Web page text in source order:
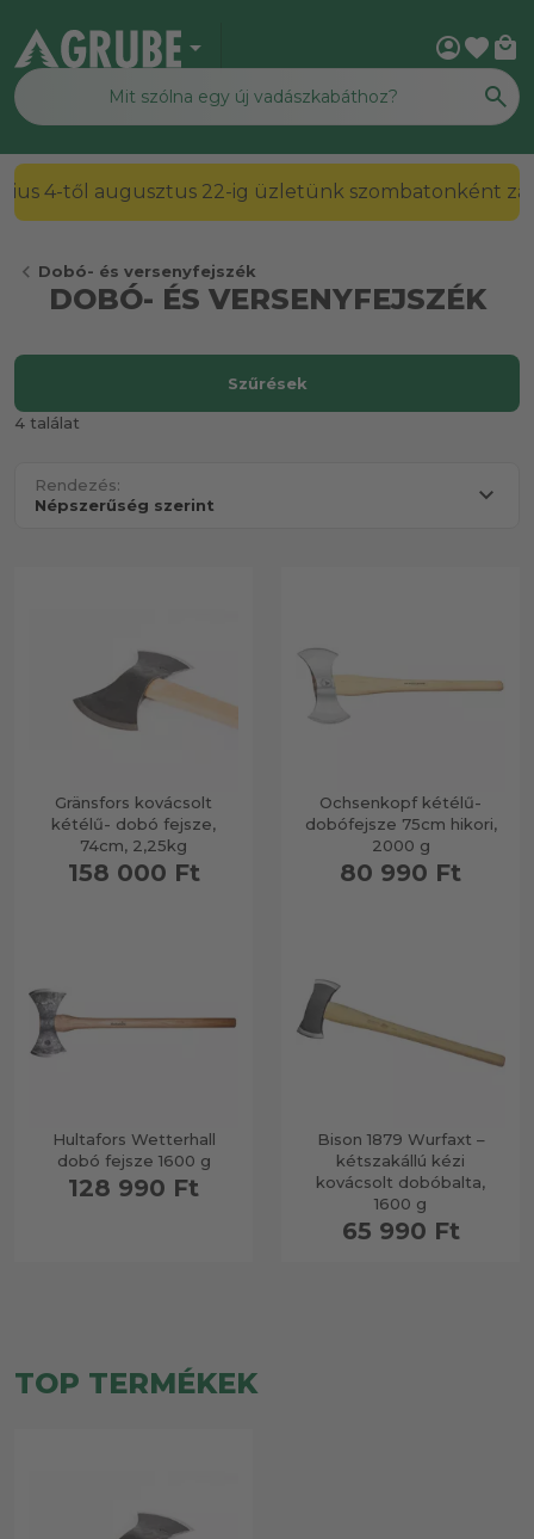
arrow_drop_down account_circlefavorite local_mall
2026. július 4-től augusztus 22-ig üzletünk
chevron_left Dobó- és versenyfejszék
DOBÓ- ÉS VERSENYFEJSZÉK
4 találat
Rendezés:
Gränsfors kovácsolt
kétélű- dobó fejsze,
74cm, 2,25kg
158 000 Ft
Ochsenkopf kétélű-
dobófejsze 75cm hikori,
2000 g
80 990 Ft
Hultafors Wetterhall
dobó fejsze 1600 g
128 990 Ft
Bison 1879 Wurfaxt –
kétszakállú kézi
kovácsolt dobóbalta,
1600 g
65 990 Ft
TOP TERMÉKEK
Szűrések